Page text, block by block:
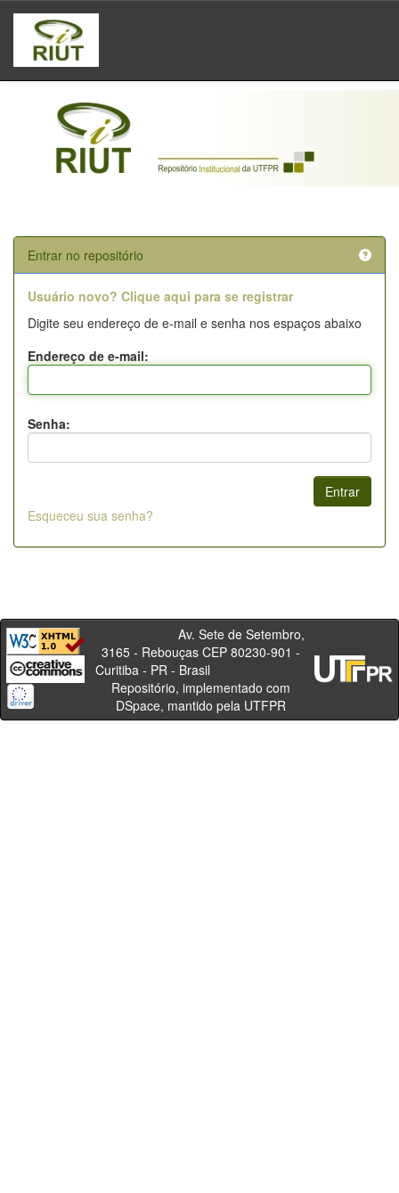
Skip
navigation
Entrar no repositório
Usuário novo? Clique aqui para se registrar
Digite seu endereço de e-mail e senha nos espaços abaixo
Endereço de e-mail:
Senha:
Esqueceu sua senha?
Av. Sete de Setembro,
3165 - Rebouças CEP 80230-901 -
Curitiba - PR - Brasil
Repositório, implementado com
DSpace, mantido pela UTFPR